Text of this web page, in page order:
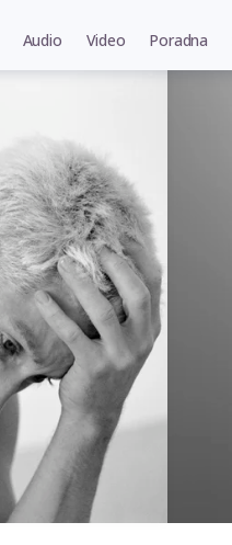
Audio Video Poradna